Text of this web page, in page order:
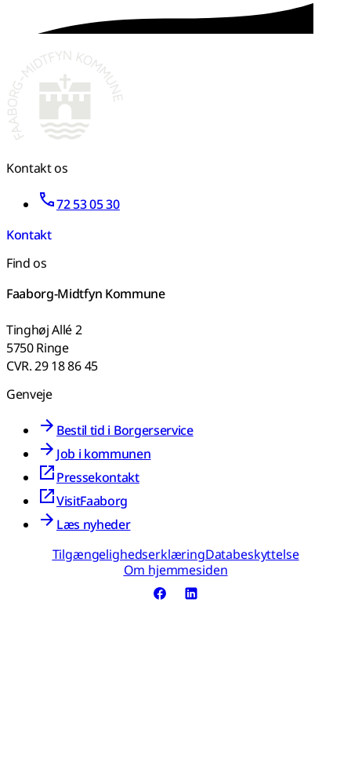
Kontakt os
72 53 05 30
Kontakt
Find os
Faaborg-Midtfyn Kommune
Tinghøj Allé 2
5750 Ringe
CVR. 29 18 86 45
Genveje
Bestil tid i Borgerservice
Job i kommunen
Pressekontakt
VisitFaaborg
Læs nyheder
TilgængelighedserklæringDatabeskyttelse
Om hjemmesiden